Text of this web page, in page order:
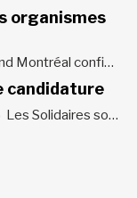
organismes
Au printemps 2022, Centraide du Grand Montréal confiait à l’Institut universitaire SHERPA (IU SHERPA) le mandat d’élaborer et de réaliser un projet visant à identifier des pistes pour soutenir et renforcer les compétences en matière d’équité, de diversité et d’inclusion au sein des organismes communautaires du Grand Montréal. Webinaire SHERPA...
candidature
Date de l’événement : 12 février 2026 Les Solidaires sont de retour ! Comme chaque année, les Solidaires sont l’occasion parfaite pour annoncer les résultats de la campagne annuelle et souligner ensemble le travail incroyable qu’accomplissent les organismes communautaires. En vue de l’édition 2026, nous invitons les organismes à déposer leur candidature...